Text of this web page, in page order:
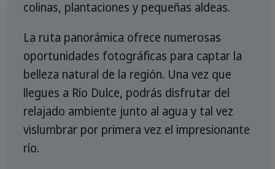
colinas, plantaciones y pequeñas aldeas.
La ruta panorámica ofrece numerosas
oportunidades fotográficas para captar la
belleza natural de la región. Una vez que
llegues a Río Dulce, podrás disfrutar del
relajado ambiente junto al agua y tal vez
vislumbrar por primera vez el impresionante
río.